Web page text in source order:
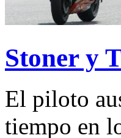
Stoner y
El piloto
tiempo en